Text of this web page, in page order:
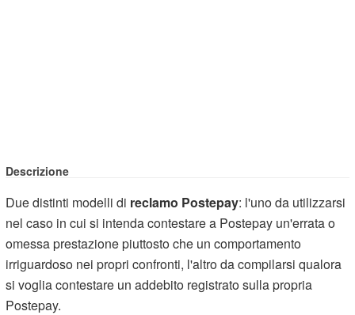
Descrizione
Due distinti modelli di reclamo Postepay: l'uno da utilizzarsi
nel caso in cui si intenda contestare a Postepay un'errata o
omessa prestazione piuttosto che un comportamento
irriguardoso nei propri confronti, l'altro da compilarsi qualora
si voglia contestare un addebito registrato sulla propria
Postepay.